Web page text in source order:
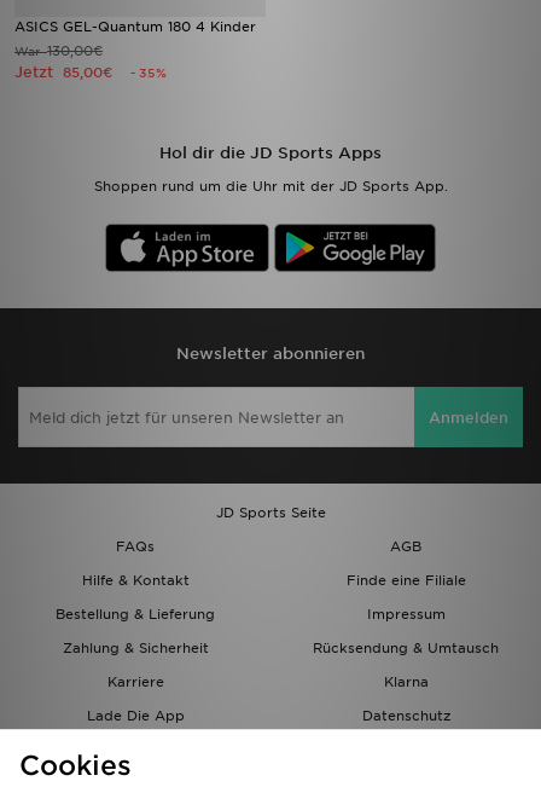
ASICS GEL-Quantum 180 4 Kinder
War130,00€
Jetzt 85,00€ - 35%
Hol dir die JD Sports Apps
Shoppen rund um die Uhr mit der JD Sports App.
Newsletter abonnieren
Anmelden
JD Sports Seite
FAQs
AGB
Hilfe & Kontakt
Finde eine Filiale
Bestellung & Lieferung
Impressum
Zahlung & Sicherheit
Rücksendung & Umtausch
Karriere
Klarna
Lade Die App
Datenschutz
Cookies